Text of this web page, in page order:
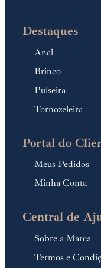
Destaques
Anel
Brinco
Pulseira
Tornozeleira
Portal do
Meus Pedidos
Minha Conta
Central de
Sobre a Marca
Termos e